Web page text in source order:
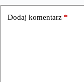
Dodaj komentarz *